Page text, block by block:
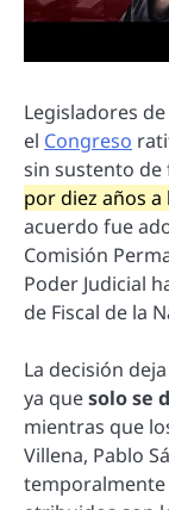
Legisladores
el Congreso
sin sustento
por diez años a
acuerdo fue
Comisión
Poder Judicial
de Fiscal de la
La decisión
ya quesolo se
mientras que
Villena, Pablo
temporalmente